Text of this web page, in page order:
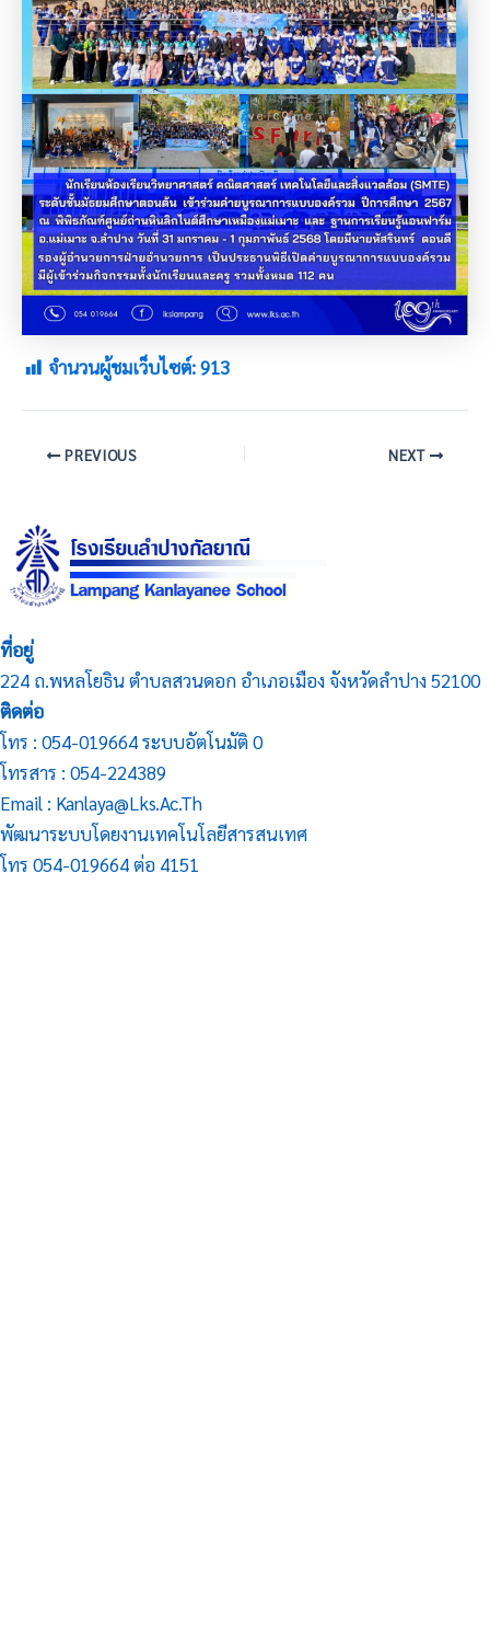
จำนวนผู้ชมเว็บไซต์:913
PREVIOUS NEXT
ที่อยู่
224 ถ.พหลโยธิน ตำบลสวนดอก อำเภอเมือง จังหวัดลำปาง 52100
ติดต่อ
โทร : 054-019664 ระบบอัตโนมัติ 0
โทรสาร : 054-224389
Email : Kanlaya@lks.ac.th
พัฒนาระบบโดยงานเทคโนโลยีสารสนเทศ
โทร 054-019664 ต่อ 4151